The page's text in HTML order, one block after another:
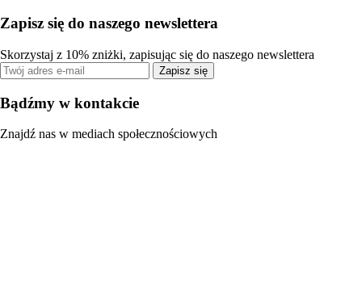
Zapisz się do naszego newslettera
Skorzystaj z 10% zniżki, zapisując się do naszego newslettera
Zapisz się
Bądźmy w kontakcie
Znajdź nas w mediach społecznościowych